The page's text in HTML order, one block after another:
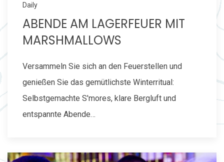
Daily
ABENDE AM LAGERFEUER MIT
MARSHMALLOWS
Versammeln Sie sich an den Feuerstellen und
genießen Sie das gemütlichste Winterritual:
Selbstgemachte S'mores, klare Bergluft und
entspannte Abende…